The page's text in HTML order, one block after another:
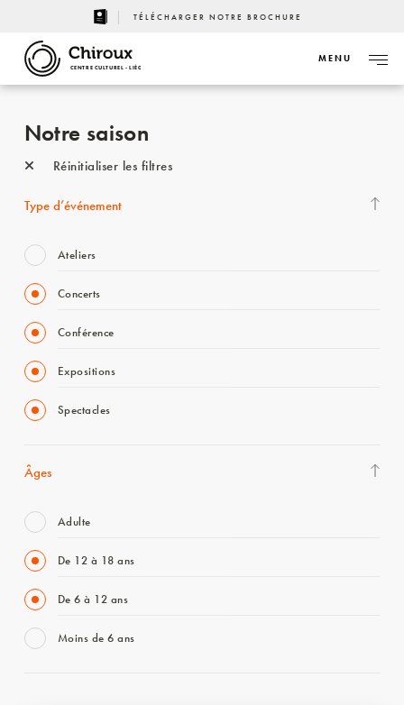
TÉLÉCHARGER NOTRE BROCHURE
CENTRE CULTUREL - LIÈGE
MENU
Notre saison
Réinitialiser les filtres
Type d’événement
Ateliers
Concerts
Conférence
Expositions
Spectacles
Âges
Adulte
De 12 à 18 ans
De 6 à 12 ans
Moins de 6 ans